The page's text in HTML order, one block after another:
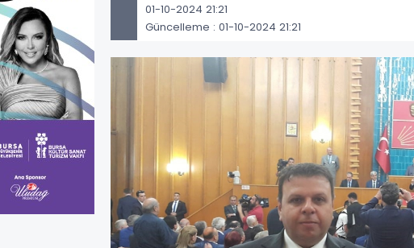
01-10-2024 21:21
Güncelleme : 01-10-2024 21:21